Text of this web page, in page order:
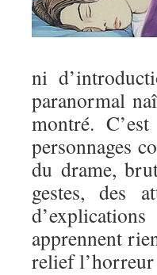
ni
paranormal
montré.
personnages
du drame,
gestes, des
apprennent
relief